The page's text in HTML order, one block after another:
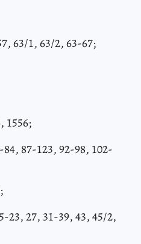
63/1, 63/2, 63-67;
1556;
87-123, 92-98, 102-
23, 27, 31-39, 43, 45/2,